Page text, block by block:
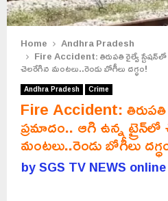
Home Andhra Pradesh
Fire Accident: తిరుపతి రైల్వే
చెలరేగిన మంటలు..రెండు బోగీలు దగ్ధం!
Andhra Pradesh Crime
Fire Accident: తిరుపతి
ప్రమాదం.. ఆగి ఉన్న
మంటలు..రెండు బోగీలు
bySGS TV NEWS online